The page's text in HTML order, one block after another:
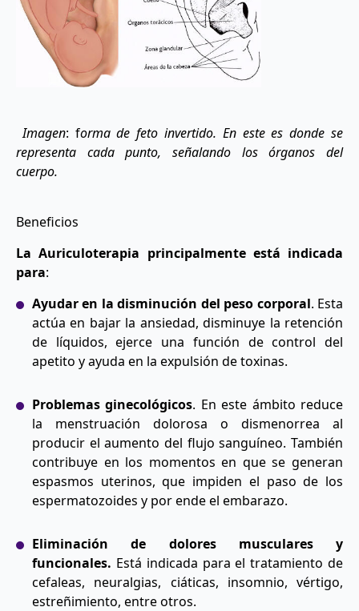
Imagen: forma de feto invertido. En este es donde se
representa cada punto, señalando los órganos del
cuerpo.
Beneficios
La Auriculoterapia principalmente está indicada
para:
Ayudar en la disminución del peso corporal. Esta
actúa en bajar la ansiedad, disminuye la retención
de líquidos, ejerce una función de control del
apetito y ayuda en la expulsión de toxinas.
Problemas ginecológicos. En este ámbito reduce
la menstruación dolorosa o dismenorrea al
producir el aumento del flujo sanguíneo. También
contribuye en los momentos en que se generan
espasmos uterinos, que impiden el paso de los
espermatozoides y por ende el embarazo.
Eliminación de dolores musculares y
funcionales. Está indicada para el tratamiento de
cefaleas, neuralgias, ciáticas, insomnio, vértigo,
estreñimiento, entre otros.